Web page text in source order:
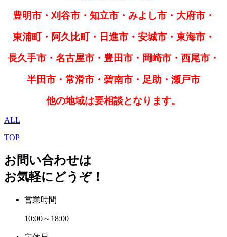
豊明市・刈谷市・知立市・みよし市・大府市・
東浦町・阿久比町・日進市・安城市・東海市・
長久手市・名古屋市・豊田市・岡崎市・西尾市・
半田市・常滑市・碧南市・足助・瀬戸市
他の地域は要相談となります。
ALL
TOP
お問い合わせは
お気軽にどうぞ！
営業時間
10:00～18:00